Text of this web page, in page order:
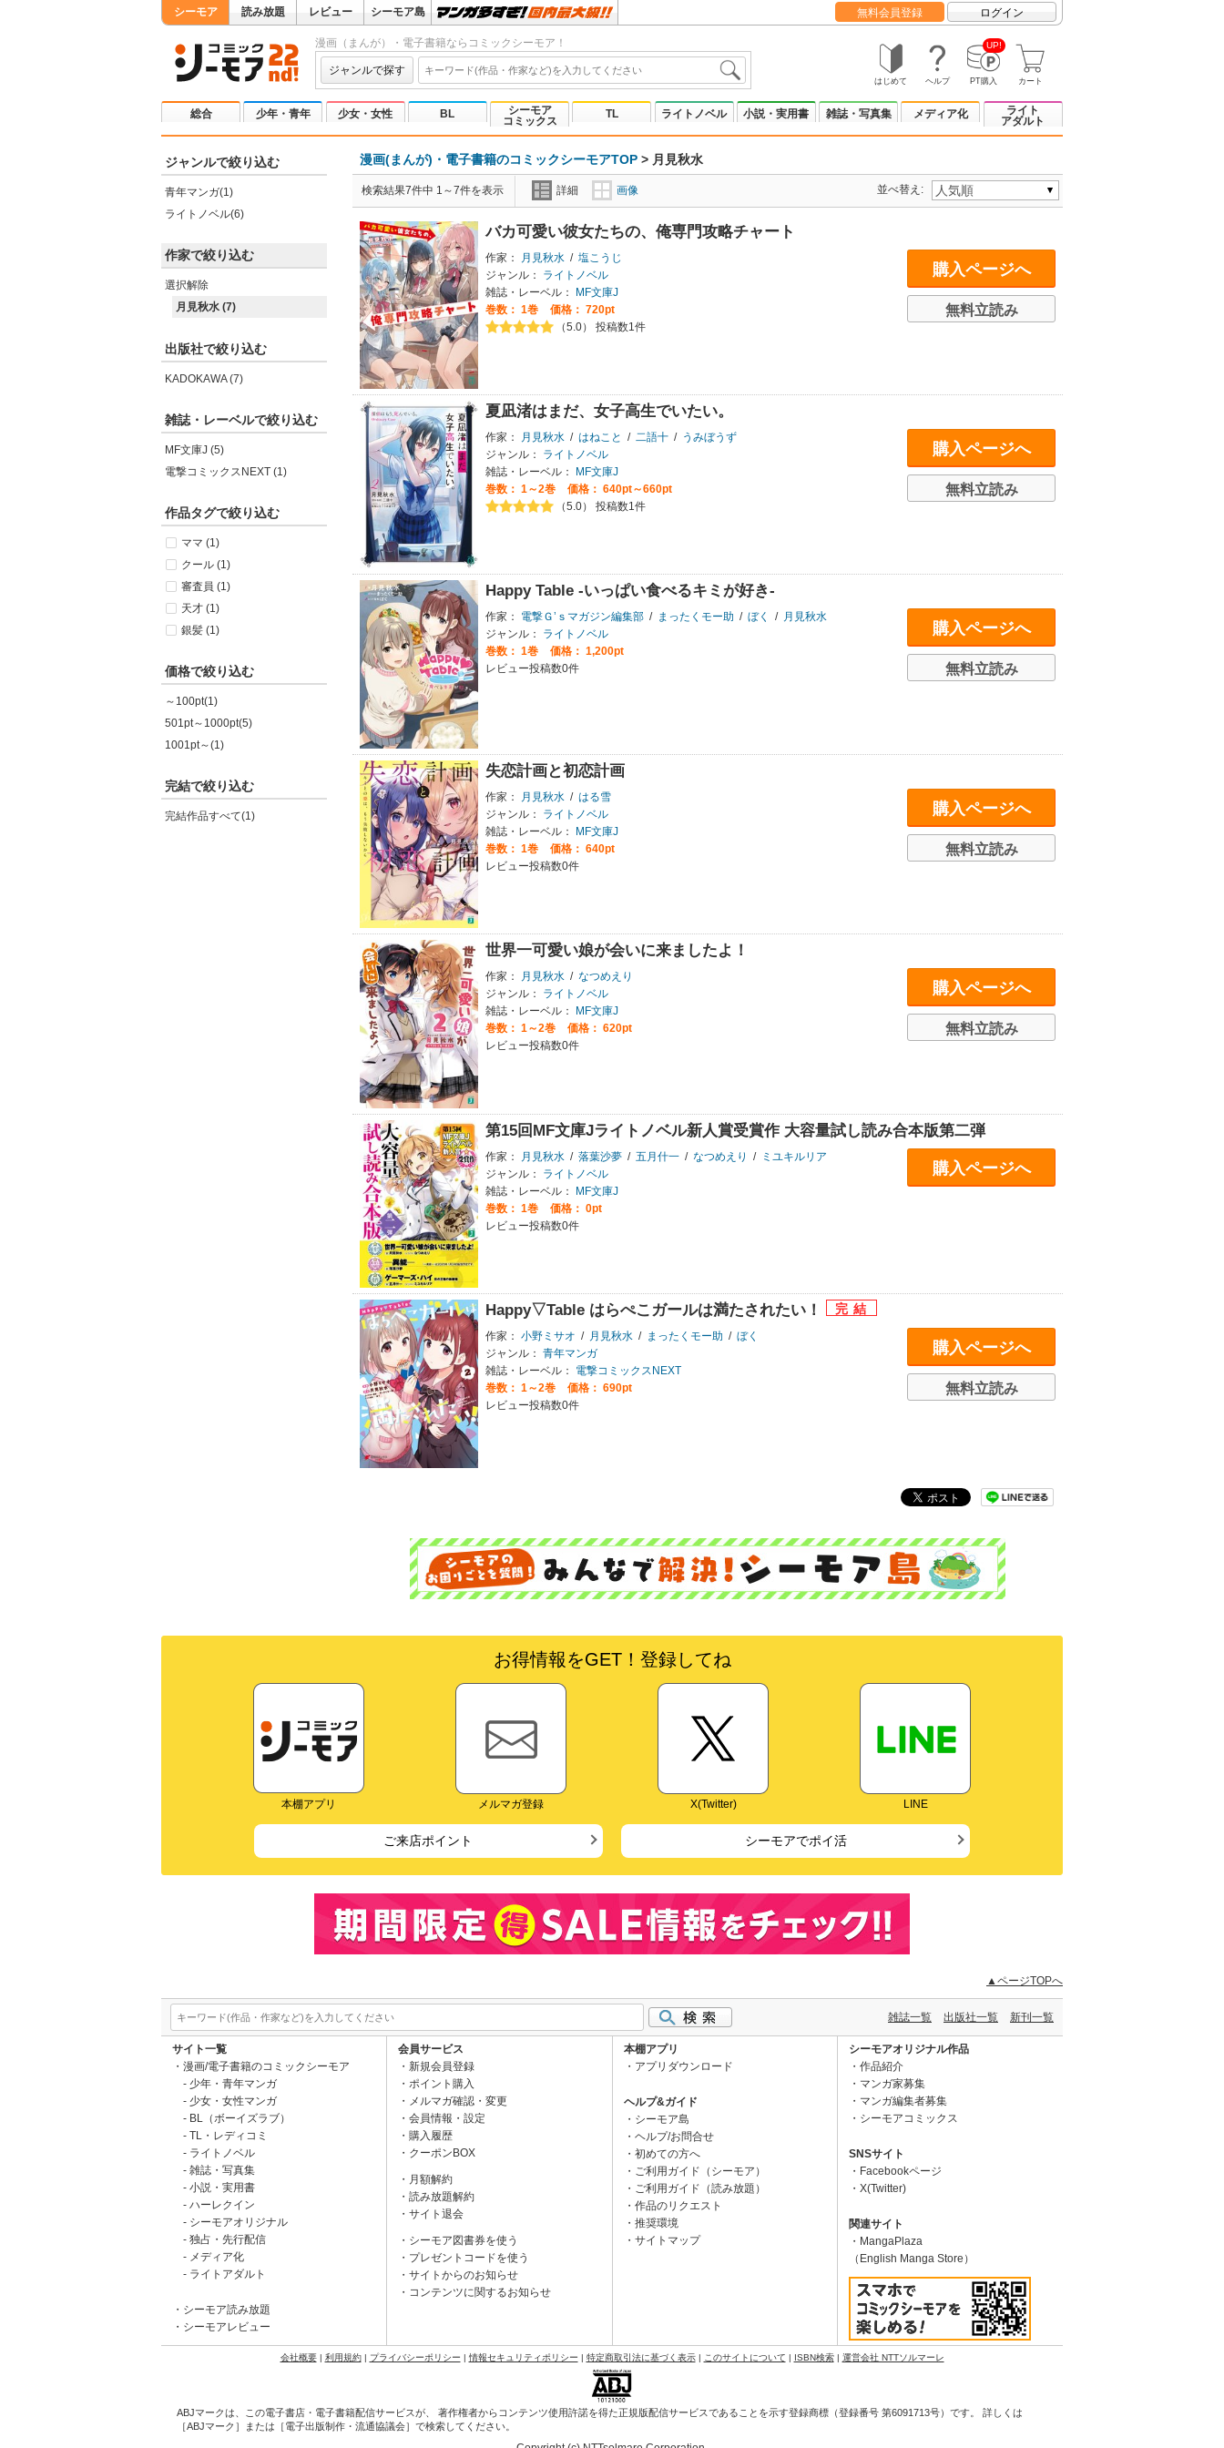
シーモア 読み放題 レビュー シーモア島 無料会員登録 ログイン
漫画（まんが）・電子書籍ならコミックシーモア！
ジャンルで探す
はじめて ヘルプ
UP!
PT購入 カート
総合 少年・青年 少女・女性 BL
シーモア
コミックス
TL ライトノベル 小説・実用書 雑誌・写真集 メディア化
ライト
アダルト
ジャンルで絞り込む
青年マンガ(1)
ライトノベル(6)
作家で絞り込む
選択解除
月見秋水 (7)
出版社で絞り込む
KADOKAWA (7)
雑誌・レーベルで絞り込む
MF文庫J (5)
電撃コミックスNEXT (1)
作品タグで絞り込む
ママ (1)
クール (1)
審査員 (1)
天才 (1)
銀髪 (1)
価格で絞り込む
～100pt(1)
501pt～1000pt(5)
1001pt～(1)
完結で絞り込む
完結作品すべて(1)
漫画(まんが)・電子書籍のコミックシーモアTOP > 月見秋水
検索結果7件中 1～7件を表示 詳細 画像 並べ替え:
バカ可愛い彼女たちの、俺専門攻略チャート
作家： 月見秋水 / 塩こうじ
ジャンル：
ライトノベル
雑誌・レーベル：
MF文庫J
巻数： 1巻
価格： 720pt
（5.0） 投稿数1件
購入ページへ
無料立読み
夏凪渚はまだ、女子高生でいたい。
作家： 月見秋水 / はねこと / 二語十 /
うみぼうず
ジャンル：
ライトノベル
雑誌・レーベル：
MF文庫J
巻数： 1～2巻
価格： 640pt～660pt
（5.0） 投稿数1件
購入ページへ
無料立読み
Happy Table ‐いっぱい食べるキミが好き‐
作家： 電撃Ｇ’ｓマガジン編集部 / まったくモー助 / ぼく /
月見秋水
ジャンル：
ライトノベル
巻数： 1巻
価格： 1,200pt
レビュー投稿数0件
購入ページへ
無料立読み
失恋計画と初恋計画
作家： 月見秋水 / はる雪
ジャンル：
ライトノベル
雑誌・レーベル：
MF文庫J
巻数： 1巻
価格： 640pt
レビュー投稿数0件
購入ページへ
無料立読み
世界一可愛い娘が会いに来ましたよ！
作家： 月見秋水 / なつめえり
ジャンル：
ライトノベル
雑誌・レーベル：
MF文庫J
巻数： 1～2巻
価格： 620pt
レビュー投稿数0件
購入ページへ
無料立読み
第15回MF文庫Jライトノベル新人賞受賞作 大容量試し読み合本版第二弾
作家： 月見秋水 / 落葉沙夢 / 五月什一 / なつめえり /
ミユキルリア
ジャンル：
ライトノベル
雑誌・レーベル：
MF文庫J
巻数： 1巻
価格： 0pt
レビュー投稿数0件
購入ページへ
Happy▽Table はらぺこガールは満たされたい！
作家： 小野ミサオ / 月見秋水 / まったくモー助 / ぼく
ジャンル： 青年マンガ
雑誌・レーベル：
電撃コミックスNEXT
巻数： 1～2巻
価格： 690pt
レビュー投稿数0件
購入ページへ
無料立読み
お得情報をGET！登録してね
本棚アプリ メルマガ登録 X(Twitter) LINE
ご来店ポイント シーモアでポイ活
▲ページTOPへ
雑誌一覧 出版社一覧 新刊一覧
サイト一覧
漫画/電子書籍のコミックシーモア
少年・青年マンガ
少女・女性マンガ
BL（ボーイズラブ）
TL・レディコミ
ライトノベル
雑誌・写真集
小説・実用書
ハーレクイン
シーモアオリジナル
独占・先行配信
メディア化
ライトアダルト
シーモア読み放題
シーモアレビュー
会員サービス
新規会員登録
ポイント購入
メルマガ確認・変更
会員情報・設定
購入履歴
クーポンBOX
月額解約
読み放題解約
サイト退会
シーモア図書券を使う
プレゼントコードを使う
サイトからのお知らせ
コンテンツに関するお知らせ
本棚アプリ
アプリダウンロード
ヘルプ&ガイド
シーモア島
ヘルプ/お問合せ
初めての方へ
ご利用ガイド（シーモア）
ご利用ガイド（読み放題）
作品のリクエスト
推奨環境
サイトマップ
シーモアオリジナル作品
作品紹介
マンガ家募集
マンガ編集者募集
シーモアコミックス
SNSサイト
Facebookページ
X(Twitter)
関連サイト
MangaPlaza
（English Manga Store）
会社概要| 利用規約| プライバシーポリシー | 情報セキュリティポリシー | 特定商取引法に基づく表示| このサイトについて | ISBN検索| 運営会社 NTTソルマーレ
ABJマークは、この電子書店・電子書籍配信サービスが、 著作権者からコンテンツ使用許諾を得た正規版配信サービスであることを示す登録商標（登録番号 第6091713号）です。 詳しくは
［ABJマーク］または［電子出版制作・流通協議会］で検索してください。